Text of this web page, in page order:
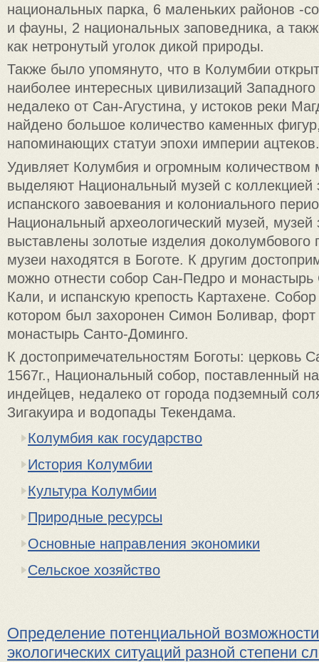
национальных парка, 6 маленьких районов -
и фауны, 2 национальных заповедника, а
как нетронутый уголок дикой природы.
Также было упомянуто, что в Колумбии
наиболее интересных цивилизаций
недалеко от Сан-Агустина, у истоков реки
найдено большое количество каменных
напоминающих статуи эпохи империи ацтеков.
Удивляет Колумбия и огромным количеством
выделяют Национальный музей с коллекцией
испанского завоевания и колониального
Национальный археологический музей, музей
выставлены золотые изделия доколумбового
музеи находятся в Боготе. К другим
можно отнести собор Сан-Педро и монастырь
Кали, и испанскую крепость Картахене.
котором был захоронен Симон Боливар,
монастырь Санто-Доминго.
К достопримечательностям Боготы: церковь
1567г., Национальный собор, поставленный
индейцев, недалеко от города подземный
Зигакуира и водопады Текендама.
Колумбия как государство
История Колумбии
Культура Колумбии
Природные ресурсы
Основные направления экономики
Сельское хозяйство
Определение потенциальной
экологических ситуаций разной степени